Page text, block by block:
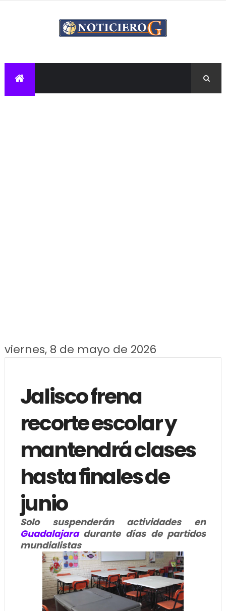
viernes, 8 de mayo de 2026
Jalisco frena
recorte escolar y
mantendrá clases
hasta finales de
junio
Solo suspenderán actividades en
Guadalajaradurante días de partidos
mundialistas